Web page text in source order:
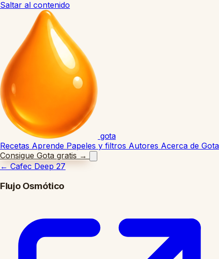
Saltar al contenido
gota
Recetas Aprende Papeles y filtros Autores Acerca de Gota
Consigue Gota gratis →
← Cafec Deep 27
Flujo Osmótico